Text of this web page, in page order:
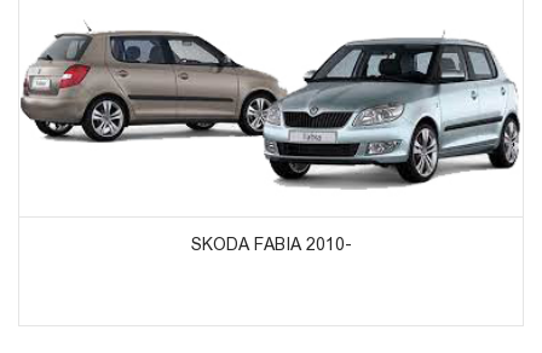
ᲞᲠᲝᲓᲣᲥᲢᲔᲑᲘᲡ ᲜᲐᲮᲕᲐ
SKODA FABIA 2010-